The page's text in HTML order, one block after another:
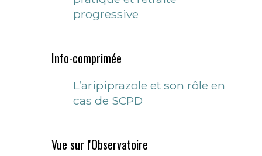
progressive
Info-comprimée
L’aripiprazole et son rôle en
cas de SCPD
Vue sur l'Observatoire